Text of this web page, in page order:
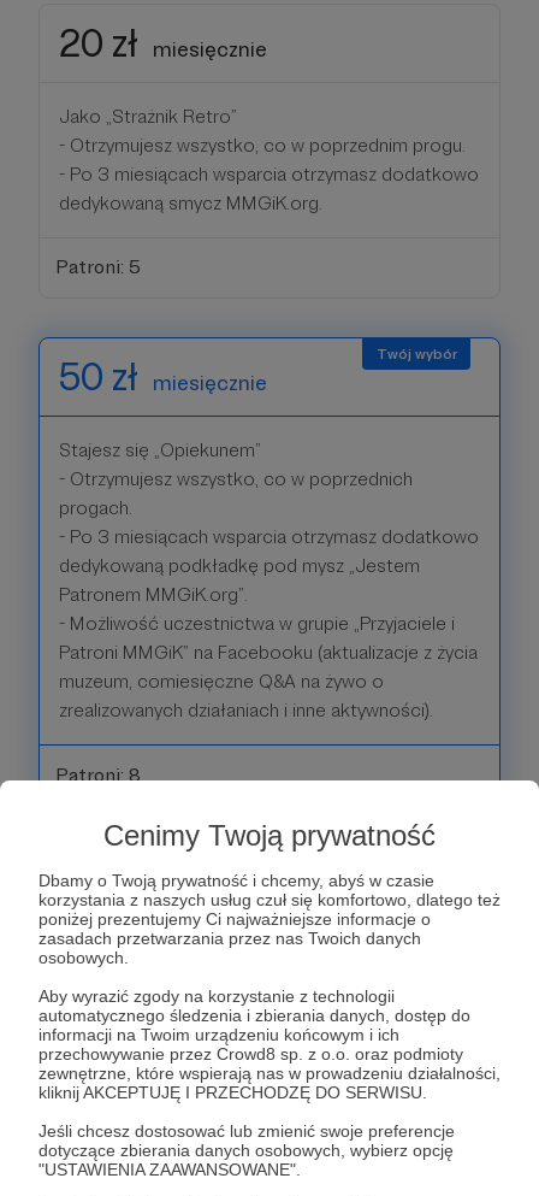
Cenimy Twoją prywatność
Dbamy o Twoją prywatność i chcemy, abyś w czasie
korzystania z naszych usług czuł się komfortowo, dlatego też
poniżej prezentujemy Ci najważniejsze informacje o
zasadach przetwarzania przez nas Twoich danych
osobowych.
Aby wyrazić zgody na korzystanie z technologii
automatycznego śledzenia i zbierania danych, dostęp do
informacji na Twoim urządzeniu końcowym i ich
przechowywanie przez Crowd8 sp. z o.o. oraz podmioty
zewnętrzne, które wspierają nas w prowadzeniu działalności,
kliknij AKCEPTUJĘ I PRZECHODZĘ DO SERWISU.
Jeśli chcesz dostosować lub zmienić swoje preferencje
dotyczące zbierania danych osobowych, wybierz opcję
"USTAWIENIA ZAAWANSOWANE".
20 zł miesięcznie
Jako „Strażnik Retro”
- Otrzymujesz wszystko, co w poprzednim progu.
- Po 3 miesiącach wsparcia otrzymasz dodatkowo
dedykowaną smycz MMGiK.org.
Patroni: 5
50 zł miesięcznie
Stajesz się „Opiekunem”
- Otrzymujesz wszystko, co w poprzednich
progach.
- Po 3 miesiącach wsparcia otrzymasz dodatkowo
dedykowaną podkładkę pod mysz „Jestem
Patronem MMGiK.org”.
- Możliwość uczestnictwa w grupie „Przyjaciele i
Patroni MMGiK” na Facebooku (aktualizacje z życia
muzeum, comiesięczne Q&A na żywo o
zrealizowanych działaniach i inne aktywności).
Patroni: 8
100 zł miesięcznie
Jesteś „Konserwatorem Zabytków”
- Otrzymujesz wszystko, co w poprzednich
progach.
- Możliwość wirtualnej adopcji eksponatu
(tabliczka przy urządzeniu w lokalu, podziękowanie
w materiałach wideo i tekstowych dotyczących
tego eksponatu).
- Przedpremierowy dostęp do materiałów wideo.